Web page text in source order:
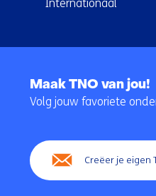
Internationaal
Maak TNO van jou!
Volg jouw favoriete
Creëer je eigen